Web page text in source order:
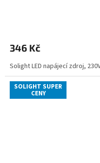
346 Kč
Solight LED napájecí zdroj,
SOLIGHT SUPER
CENY